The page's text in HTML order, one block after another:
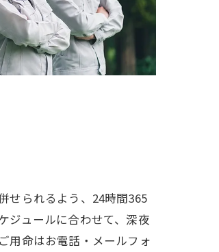
せられるよう、24時間365
ジュールに合わせて、深夜
用命はお電話・メールフォ